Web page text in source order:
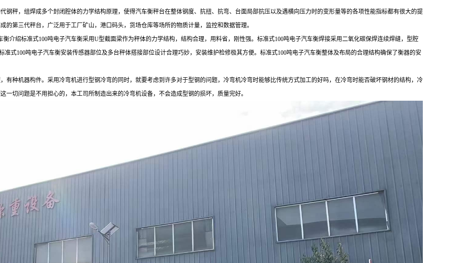
钢秤，组焊成多个封闭腔体的力学结构原理，使得汽车衡秤台在整体钢度、抗扭、抗弯、台面局部抗压以及遇横向压力时的变形量等的各项性能指标都有很大的提
的第三代秤台，广泛用于工厂矿山，港口码头，货场仓库等场所的物质计量，监控和数据管理。
衡介绍标准式100吨电子汽车衡采用U型截面梁作为秤体的力学结构，结构合理，用料省，刚性强。标准式100吨电子汽车衡焊接采用二氧化碳保焊连续焊缝，型腔
准式100吨电子汽车衡安装传感器部位及多台秤体搭接部位设计合理巧妙，安装维护检修极其方便。标准式100吨电子汽车衡整体及布局的合理结构确保了衡器的安
有种机器构件。采用冷弯机进行型钢冷弯的同时，就要考虑到许多对于型钢的问题，冷弯机冷弯时能够比传统方式加工的好吗，在冷弯时能否破坏钢材的结构，冷
一切问题是不用担心的，本工司所制造出来的冷弯机设备，不会造成型钢的损坏，质量完好。